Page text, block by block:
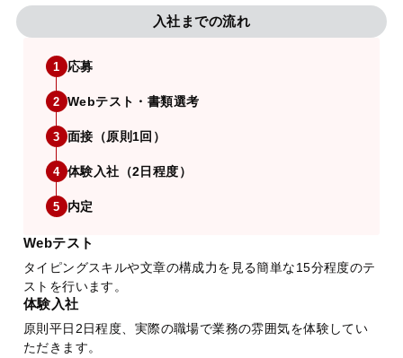
入社までの流れ
1 応募
2 Webテスト・書類選考
3 面接（原則1回）
4 体験入社（2日程度）
5 内定
Webテスト
タイピングスキルや文章の構成力を見る簡単な15分程度のテ
ストを行います。
体験入社
原則平日2日程度、実際の職場で業務の雰囲気を体験してい
ただきます。